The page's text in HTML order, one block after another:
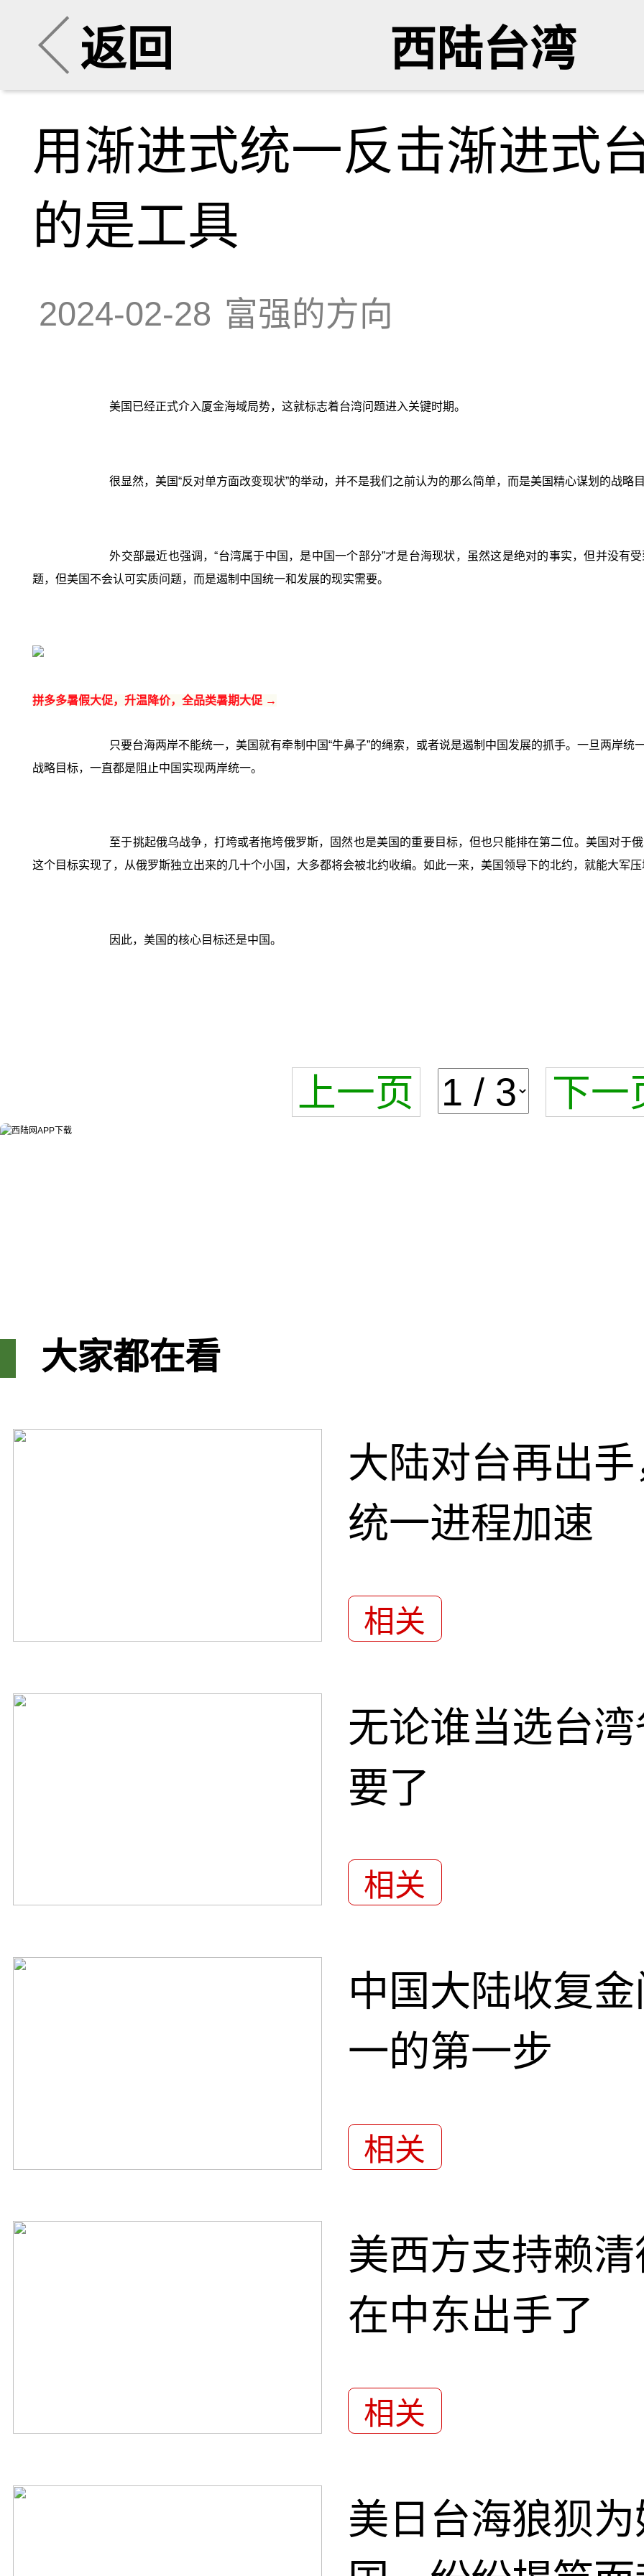
返回 西陆台湾
用渐进式统一反击渐进式
的是工具
2024-02-28 富强的方向
美国已经正式介入厦金海域局势，这就标志着台湾问题进入关键时期。
很显然，美国“反对单方面改变现状”的举动，并不是我们之前认为的那么简单，而是美国精心谋划的战
外交部最近也强调，“台湾属于中国，是中国一个部分”才是台海现状，虽然这是绝对的事实，但并没有
题，但美国不会认可实质问题，而是遏制中国统一和发展的现实需要。
拼多多暑假大促，升温降价，全品类暑期大促 →
只要台海两岸不能统一，美国就有牵制中国“牛鼻子”的绳索，或者说是遏制中国发展的抓手。一旦两岸
战略目标，一直都是阻止中国实现两岸统一。
至于挑起俄乌战争，打垮或者拖垮俄罗斯，固然也是美国的重要目标，但也只能排在第二位。美国对于
这个目标实现了，从俄罗斯独立出来的几十个小国，大多都将会被北约收编。如此一来，美国领导下的北约，就能大军
因此，美国的核心目标还是中国。
上一页 下一
大家都在看
大陆对台再出
统一进程加速
相关
无论谁当选台
要了
相关
中国大陆收复
一的第一步
相关
美西方支持赖
在中东出手了
相关
美日台海狼狈